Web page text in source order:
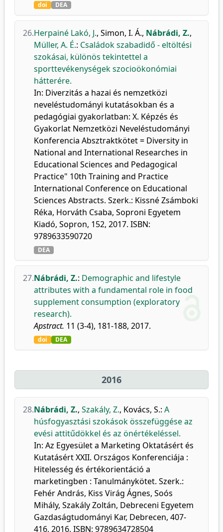
doi DEA
26.Herpainé Lakó, J., Simon, I. Á., Nábrádi, Z.,
Müller, A. É.: Családok szabadidő - eltöltési
szokásai, különös tekintettel a
sporttevékenységek szocioökonómiai
hátterére.
In: Diverzitás a hazai és nemzetközi
neveléstudományi kutatásokban és a
pedagógiai gyakorlatban: X. Képzés és
Gyakorlat Nemzetközi Neveléstudományi
Konferencia Absztraktkötet = Diversity in
National and International Researches in
Educational Sciences and Pedagogical
Practice" 10th Training and Practice
International Conference on Educational
Sciences Abstracts. Szerk.: Kissné Zsámboki
Réka, Horváth Csaba, Soproni Egyetem
Kiadó, Sopron, 152, 2017. ISBN:
9789633590720
DEA
27.Nábrádi, Z.: Demographic and lifestyle
attributes with a fundamental role in food
supplement consumption (exploratory
research).
Apstract. 11 (3-4), 181-188, 2017.
doi DEA
2016
28.Nábrádi, Z., Szakály, Z., Kovács, S.: A
húsfogyasztási szokások összefüggése az
evési attitűdökkel és az önértékeléssel.
In: Az Egyesület a Marketing Oktatásért és
Kutatásért XXII. Országos Konferenciája :
Hitelesség és értékorientáció a
marketingben : Tanulmánykötet. Szerk.:
Fehér András, Kiss Virág Ágnes, Soós
Mihály, Szakály Zoltán, Debreceni Egyetem
Gazdaságtudományi Kar, Debrecen, 407-
416, 2016. ISBN: 9789634728504